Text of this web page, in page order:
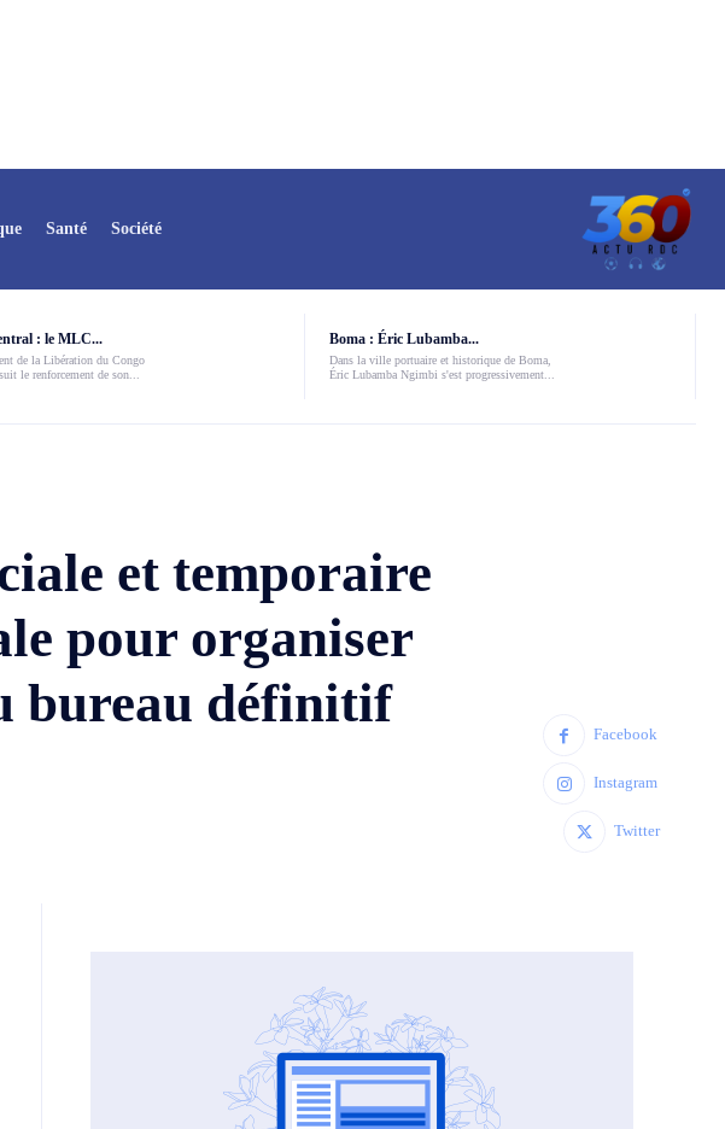
Santé Société
: le MLC...
de la Libération du Congo
le renforcement de son...
Boma : Éric Lubamba...
Dans la ville portuaire et historique de Boma,
Éric Lubamba Ngimbi s'est progressivement...
et temporaire
pour organiser
bureau définitif
Facebook
Instagram
Twitter